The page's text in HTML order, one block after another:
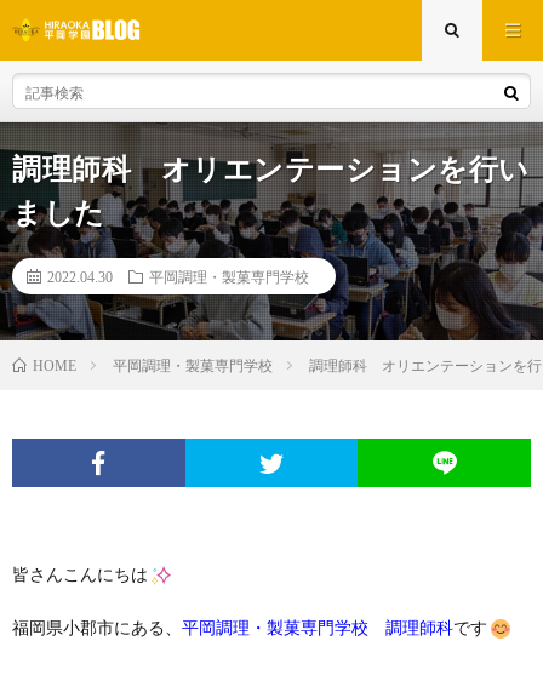
調理師科 オリエンテーションを行い
ました
2022.04.30 平岡調理・製菓専門学校
HOME 平岡調理・製菓専門学校 調理師科 オリエンテーションを
皆さんこんにちは
福岡県小郡市にある、 平岡調理・製菓専門学校 調理師科です